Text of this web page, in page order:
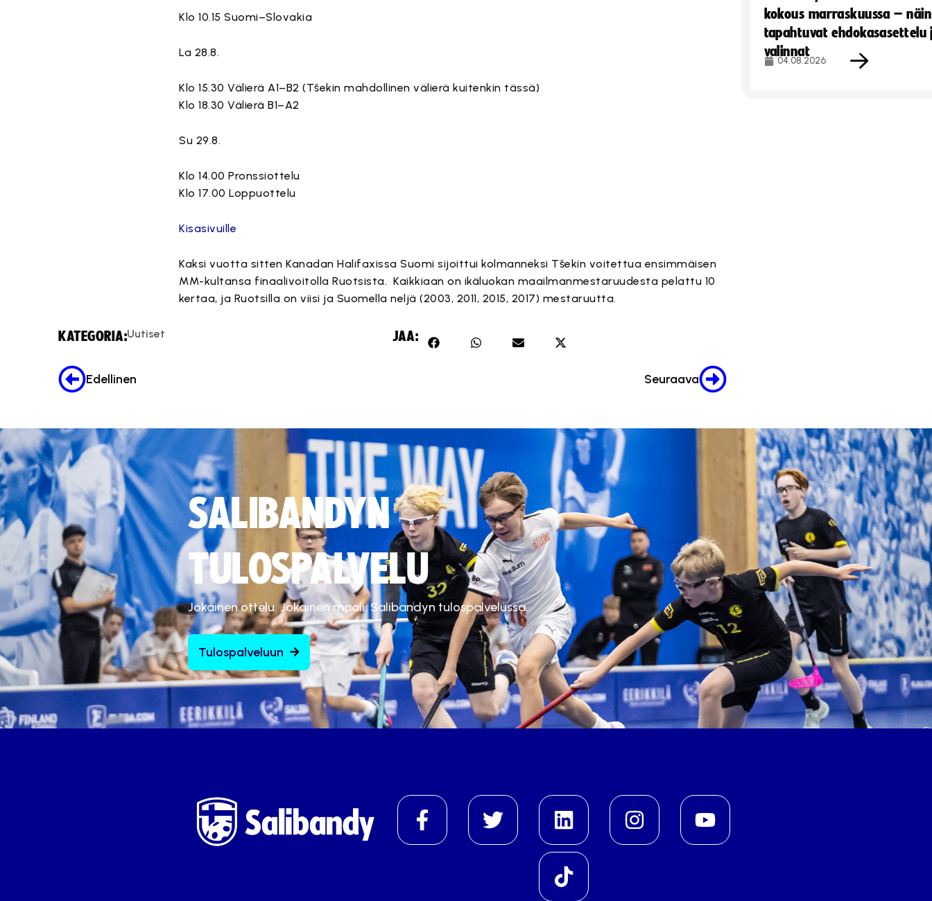
Klo 10.15 Suomi–Slovakia
La 28.8.
Klo 15.30 Välierä A1–B2 (Tšekin mahdollinen välierä kuitenkin tässä)
Klo 18.30 Välierä B1–A2
Su 29.8.
Klo 14.00 Pronssiottelu
Klo 17.00 Loppuottelu
Kisasivuille
Kaksi vuotta sitten Kanadan Halifaxissa Suomi sijoittui kolmanneksi Tšekin voitettua ensimmäisen
MM-kultansa finaalivoitolla Ruotsista. Kaikkiaan on ikäluokan maailmanmestaruudesta pelattu 10
kertaa, ja Ruotsilla on viisi ja Suomella neljä (2003, 2011, 2015, 2017) mestaruutta.
KATEGORIA:Uutiset JAA:
Edellinen Seuraava
kokous marraskuussa – näin
tapahtuvat ehdokasasettelu
valinnat
04.08.2026
SALIBANDYN
TULOSPALVELU
Jokainen ottelu. Jokainen maali. Salibandyn tulospalvelussa.
Tulospalveluun